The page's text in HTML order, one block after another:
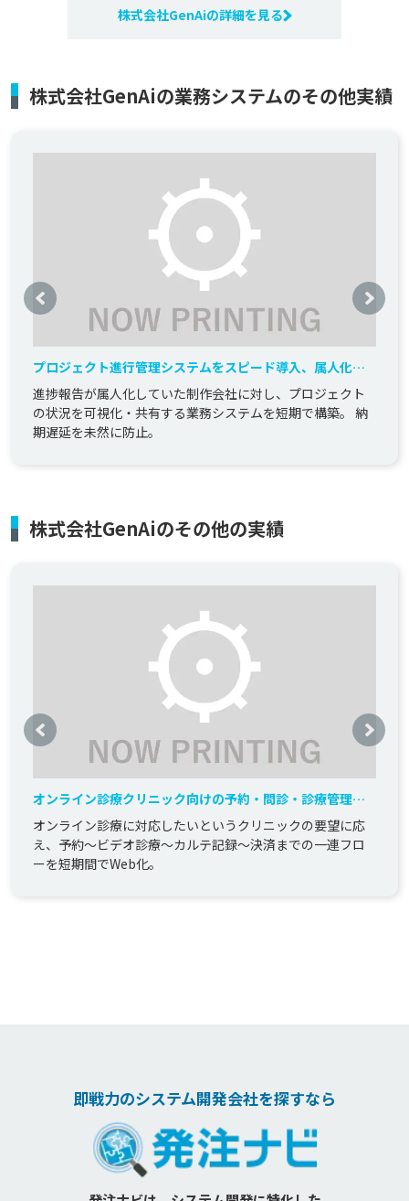
株式会社GenAiの詳細を見る
株式会社GenAiの業務システムのその他実績
プロジェクト進行管理システムをスピード導入、属人化を
解消
進捗報告が属人化していた制作会社に対し、プロジェクト
の状況を可視化・共有する業務システムを短期で構築。 納
期遅延を未然に防止。
株式会社GenAiのその他の実績
オンライン診療クリニック向けの予約・問診・診療管理シ
ステムを即対応
オンライン診療に対応したいというクリニックの要望に応
え、予約〜ビデオ診療〜カルテ記録〜決済までの一連フロ
ーを短期間でWeb化。
即戦力のシステム開発会社を探すなら